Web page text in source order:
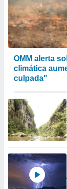
OMM alerta
climática
culpada"